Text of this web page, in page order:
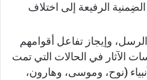
الرفيعة إلى اختلاف
وإيجاز تفاعل أقوامهم
الآثار في الحالات التي تمت
(نوح، وموسى، وهارون،